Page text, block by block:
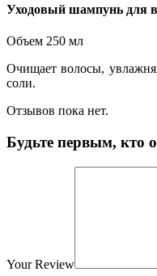
Уходовый шампунь для
Объем 250 мл
Очищает волосы,
соли.
Отзывов пока нет.
Будьте первым, кто
Your Review